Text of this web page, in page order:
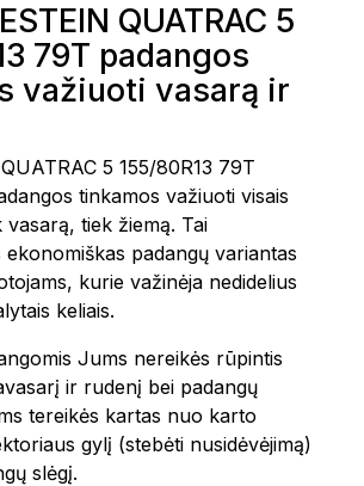
QUATRAC 5
79T padangos
važiuoti vasarą ir
5 155/80R13 79T
tinkamos važiuoti visais
vasarą, tiek žiemą. Tai
padangų variantas
kurie važinėja nedidelius
keliais.
Jums nereikės rūpintis
ir rudenį bei padangų
tereikės kartas nuo karto
gylį (stebėti nusidėvėjimą)
slėgį.